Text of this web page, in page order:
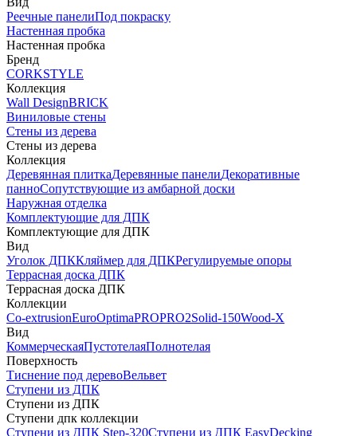
Реечные панелиПод покраску
Настенная пробка
Настенная пробка
Бренд
CORKSTYLE
Коллекция
Wall DesignBRICK
Виниловые стены
Стены из дерева
Стены из дерева
Коллекция
Деревянная плиткаДеревянные панелиДекоративные
панноСопутствующие из амбарной доски
Наружная отделка
Комплектующие для ДПК
Комплектующие для ДПК
Вид
Уголок ДПККляймер для ДПКРегулируемые опоры
Террасная доска ДПК
Террасная доска ДПК
Коллекции
Co-extrusionEuroOptimaPROPRO2Solid-150Wood-X
Вид
КоммерческаяПустотелаяПолнотелая
Поверхность
Тиснение под деревоВельвет
Ступени из ДПК
Ступени из ДПК
Ступени дпк коллекции
Ступени из ДПК Step-320Ступени из ДПК EasyDecking